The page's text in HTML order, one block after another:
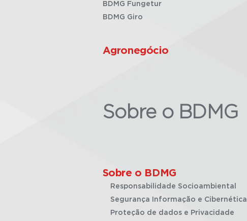
BDMG Fungetur
BDMG Giro
Agronegócio
Sobre o BDMG
Sobre o BDMG
Responsabilidade Socioambiental
Segurança Informação e Cibernética
Proteção de dados e Privacidade